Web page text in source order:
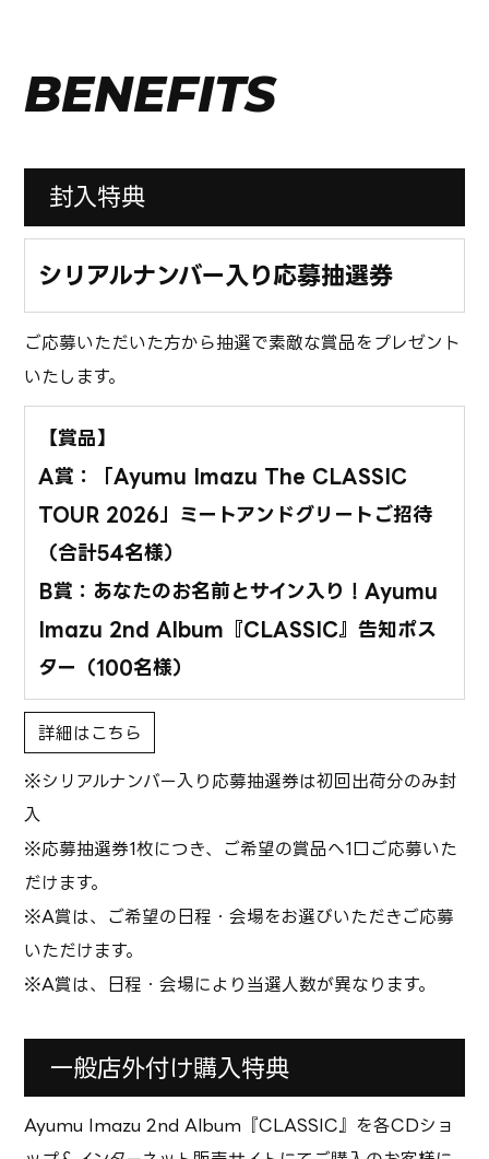
BENEFITS
封入特典
シリアルナンバー入り応募抽選券
ご応募いただいた方から抽選で素敵な賞品をプレゼント
いたします。
【賞品】
A賞：「Ayumu Imazu The CLASSIC
TOUR 2026」ミートアンドグリートご招待
（合計54名様）
B賞：あなたのお名前とサイン入り！Ayumu
Imazu 2nd Album『CLASSIC』告知ポス
ター（100名様）
詳細はこちら
※シリアルナンバー入り応募抽選券は初回出荷分のみ封
入
※応募抽選券1枚につき、ご希望の賞品へ1口ご応募いた
だけます。
※A賞は、ご希望の日程・会場をお選びいただきご応募
いただけます。
※A賞は、日程・会場により当選人数が異なります。
一般店外付け購入特典
Ayumu Imazu 2nd Album『CLASSIC』を各CDショ